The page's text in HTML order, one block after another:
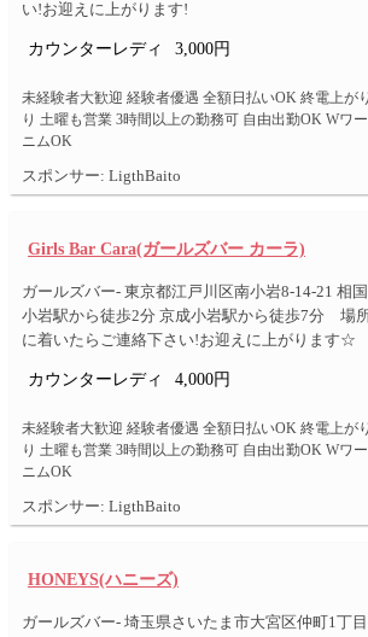
い!お迎えに上がります!
カウンターレディ 3,000円
未経験者大歓迎 経験者優遇 全額日払いOK 終電上が
り 土曜も営業 3時間以上の勤務可 自由出勤OK Wワ
ニムOK
スポンサー: LigthBaito
Girls Bar Cara(ガールズバー カーラ)
ガールズバー- 東京都江戸川区南小岩8-14-21 相
小岩駅から徒歩2分 京成小岩駅から徒歩7分 場
に着いたらご連絡下さい!お迎えに上がります☆
カウンターレディ 4,000円
未経験者大歓迎 経験者優遇 全額日払いOK 終電上が
り 土曜も営業 3時間以上の勤務可 自由出勤OK Wワ
ニムOK
スポンサー: LigthBaito
HONEYS(ハニーズ)
ガールズバー- 埼玉県さいたま市大宮区仲町1丁